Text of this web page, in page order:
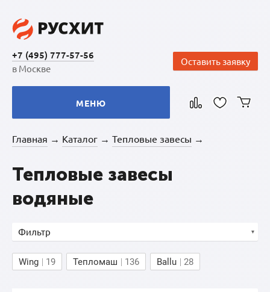
+7 (495) 777-57-56
в Москве
Оставить заявку
МЕНЮ
Главная → Каталог → Тепловые завесы →
Тепловые завесы
водяные
Фильтр
Wing 19 Тепломаш 136 Ballu 28